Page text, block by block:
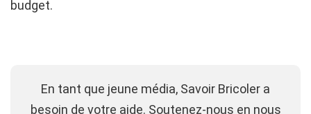
budget.
En tant que jeune média, Savoir Bricoler a
besoin de votre aide. Soutenez-nous en nous